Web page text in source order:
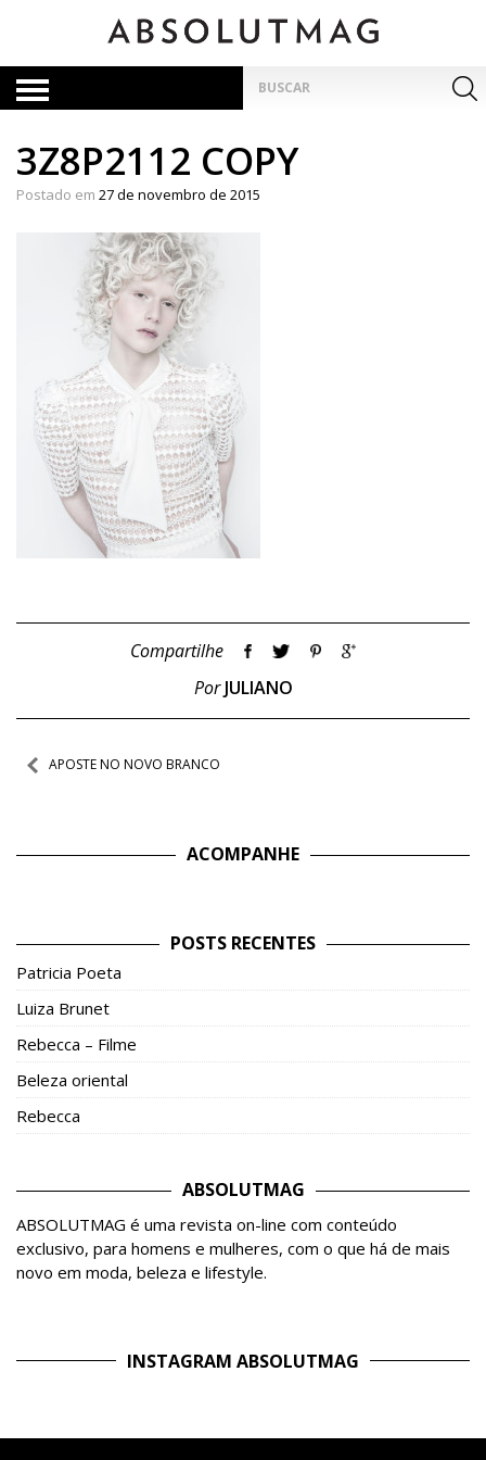
por:
3Z8P2112 COPY
Postado em 27 de novembro de 2015
Compartilhe
PorJULIANO
Navegação
APOSTE NO NOVO BRANCO
ACOMPANHE
POSTS RECENTES
Patricia Poeta
Luiza Brunet
Rebecca – Filme
Beleza oriental
Rebecca
ABSOLUTMAG
ABSOLUTMAG é uma revista on-line com conteúdo
exclusivo, para homens e mulheres, com o que há de mais
novo em moda, beleza e lifestyle.
INSTAGRAM ABSOLUTMAG